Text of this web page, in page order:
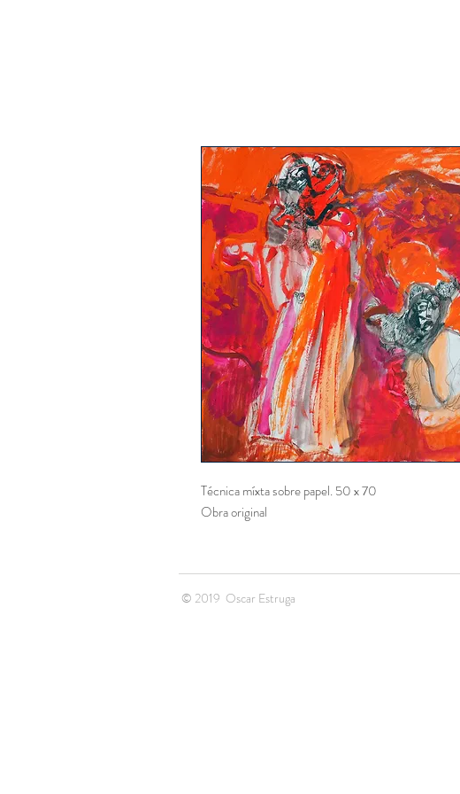
Técnica míxta sobre papel. 50 x 70
Obra original
© 2019 Oscar